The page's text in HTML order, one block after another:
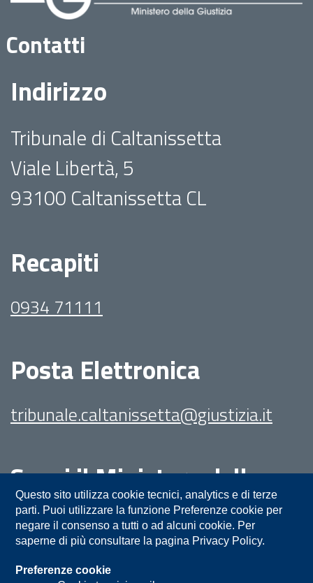
Contatti
Indirizzo
Tribunale di Caltanissetta
Viale Libertà, 5
93100 Caltanissetta CL
Recapiti
0934 71111
Posta Elettronica
tribunale.caltanissetta@giustizia.it
Segui il Ministero della
Giustizia su:
Questo sito utilizza cookie tecnici, analytics e di terze
parti. Puoi utilizzare la funzione Preferenze cookie per
negare il consenso a tutti o ad alcuni cookie. Per
saperne di più consultare la pagina Privacy Policy.
Preferenze cookie